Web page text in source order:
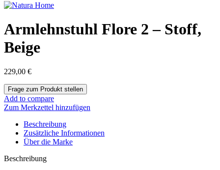
Armlehnstuhl Flore 2 – Stoff,
Beige
229,00 €
Add to compare
Zum Merkzettel hinzufügen
Beschreibung
Zusätzliche Informationen
Über die Marke
Beschreibung